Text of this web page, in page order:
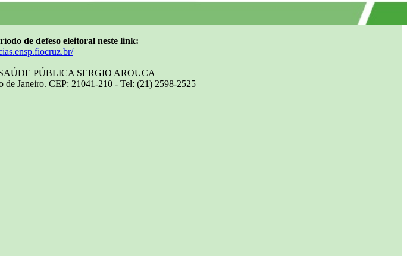
de defeso eleitoral neste link:
PÚBLICA SERGIO AROUCA
Janeiro. CEP: 21041-210 - Tel: (21) 2598-2525